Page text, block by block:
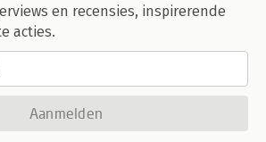
en recensies, inspirerende
acties.
Aanmelden